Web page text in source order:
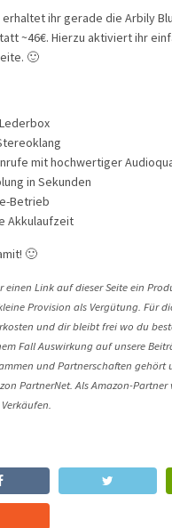
erhaltet ihr gerade die Arbily
~46€. Hierzu aktiviert ihr
🙂
mit hochwertiger
in Sekunden
Betrieb
Akkulaufzeit
🙂
einen Link auf dieser Seite ein
Provision als Vergütung. Für
und dir bleibt frei wo du
Fall Auswirkung auf unsere
und Partnerschaften gehört
PartnerNet. Als Amazon-